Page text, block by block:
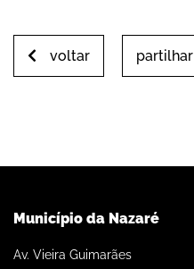
voltar partilhar
Município da Nazaré
Av. Vieira Guimarães